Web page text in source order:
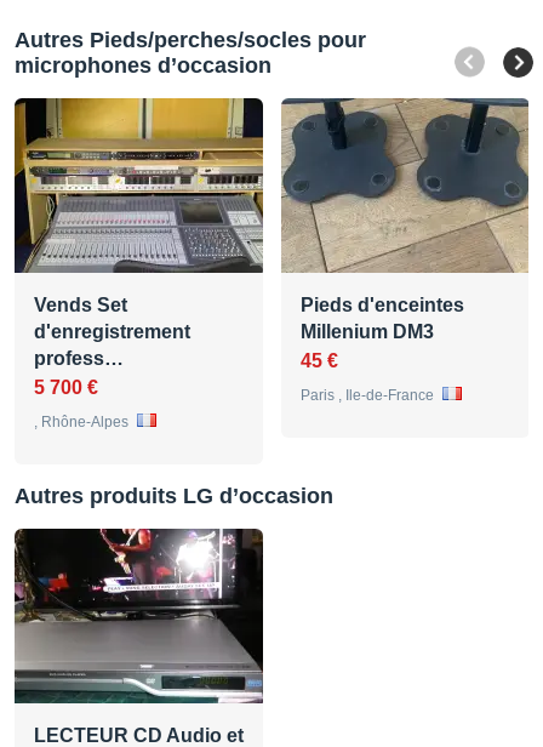
Autres Pieds/perches/socles pour
microphones d’occasion
Vends Set
d'enregistrement
profess…
5 700 €
, Rhône-Alpes
Pieds d'enceintes
Millenium DM3
45 €
Paris , Ile-de-France
Autres produits LG d’occasion
LECTEUR CD Audio et